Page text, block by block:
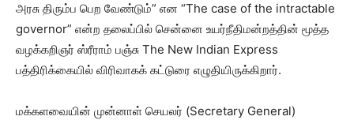
அரசு திரும்ப பெற வேண்டும்” என “The case of the intractable
governor” என்ற தலைப்பில் சென்னை உயர்நீதிமன்றத்தின் மூத்த
வழக்கறிஞர் ஸ்ரீராம் பஞ்சு The New Indian Express
பத்திரிக்கையில் விரிவாகக் கட்டுரை எழுதியிருக்கிறார்.
மக்களவையின் முன்னாள் செயலர் (Secretary General)